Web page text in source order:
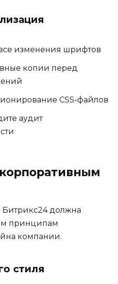
изменения шрифтов
копии перед
CSS-файлов
аудит
Битрикс24 должна
принципам
компании.
стиля